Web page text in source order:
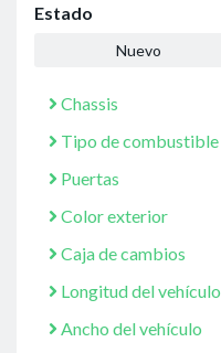
Estado
Nuevo
Chassis
Tipo de combustible
Puertas
Color exterior
Caja de cambios
Longitud del vehículo
Ancho del vehículo